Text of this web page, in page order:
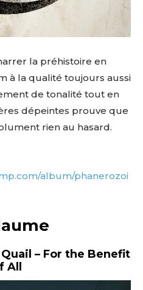
la préhistoire en
à la qualité toujours aussi
de tonalité tout en
dépeintes prouve que
rien au hasard.
album/phanerozoi
– For the Benefit
All